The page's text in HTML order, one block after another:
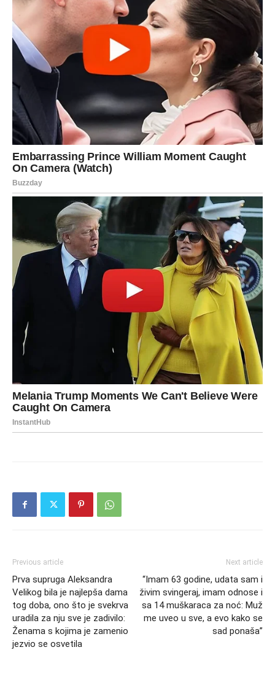
Previous article
Prva supruga Aleksandra
Velikog bila je najlepša dama
tog doba, ono što je svekrva
uradila za nju sve je zadivilo:
Ženama s kojima je zamenio
jezvio se osvetila
Next article
“Imam 63 godine, udata sam i
živim svingeraj, imam odnose i
sa 14 muškaraca za noć: Muž
me uveo u sve, a evo kako se
sad ponaša”